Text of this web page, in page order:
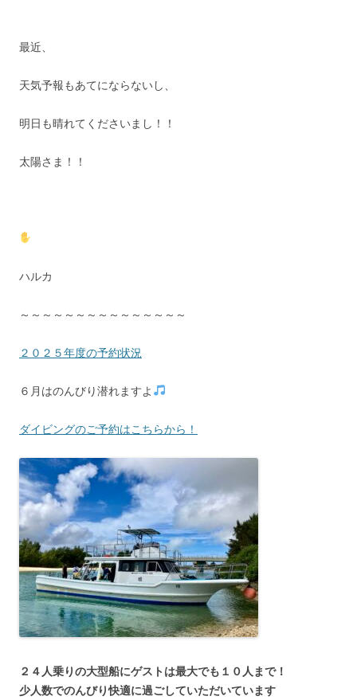
最近、
天気予報もあてにならないし、
明日も晴れてくださいまし！！
太陽さま！！
ハルカ
～～～～～～～～～～～～～～～
２０２５年度の予約状況
６月はのんびり潜れますよ
ダイビングのご予約はこちらから！
２４人乗りの大型船にゲストは最大でも１０人まで！
少人数でのんびり快適に過ごしていただいています